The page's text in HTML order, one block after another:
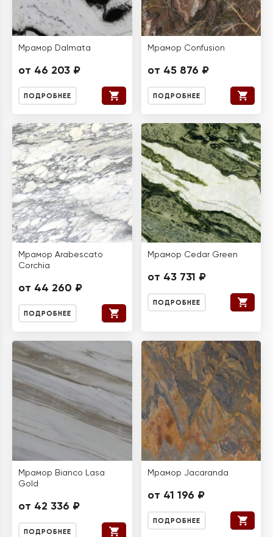
Мрамор Dalmata
от 46 203 ₽
ПОДРОБНЕЕ
Мрамор Confusion
от 45 876 ₽
ПОДРОБНЕЕ
Мрамор Arabescato
Corchia
от 44 260 ₽
ПОДРОБНЕЕ
Мрамор Cedar Green
от 43 731 ₽
ПОДРОБНЕЕ
Мрамор Bianco Lasa
Gold
от 42 336 ₽
ПОДРОБНЕЕ
Мрамор Jacaranda
от 41 196 ₽
ПОДРОБНЕЕ